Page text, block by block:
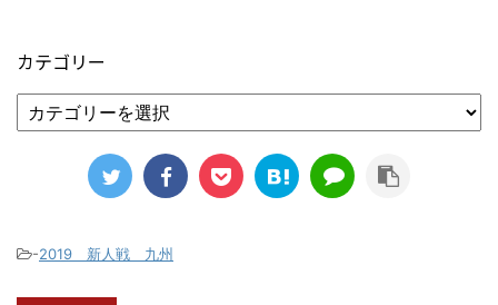
カテゴリー
-2019 新人戦 九州